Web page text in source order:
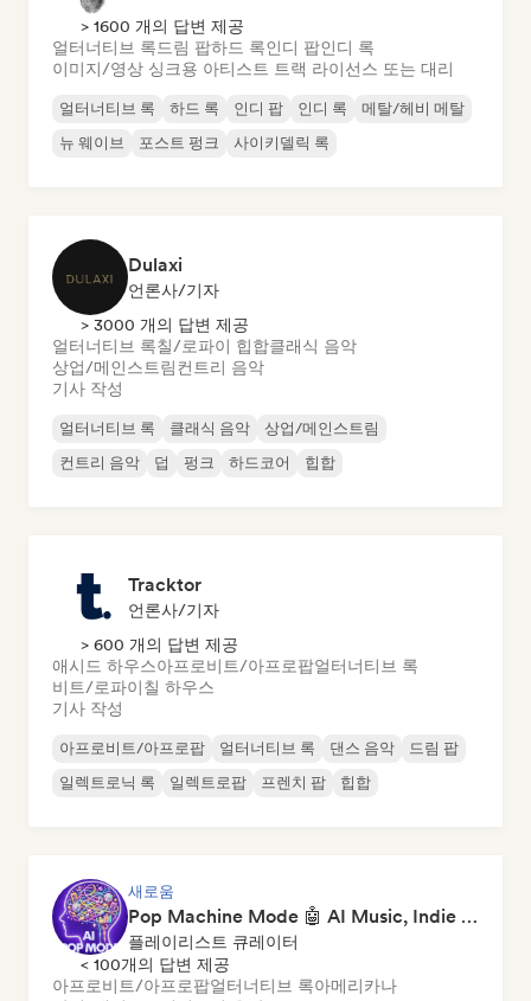
> 1600 개의 답변 제공
얼터너티브 록드림 팝하드 록인디 팝인디 록
이미지/영상 싱크용 아티스트 트랙 라이선스 또는 대리
얼터너티브 록 하드 록 인디 팝 인디 록
메탈/헤비 메탈
뉴 웨이브
포스트 펑크 사이키델릭 록
Dulaxi
언론사/기자
> 3000 개의 답변 제공
얼터너티브 록칠/로파이 힙합클래식 음악
상업/메인스트림컨트리 음악
기사 작성
얼터너티브 록 클래식 음악
상업/메인스트림
컨트리 음악
덥 펑크 하드코어 힙합
Tracktor
언론사/기자
> 600 개의 답변 제공
애시드 하우스아프로비트/아프로팝얼터너티브 록
비트/로파이칠 하우스
기사 작성
아프로비트/아프로팝 얼터너티브 록 댄스 음악
드림 팝
일렉트로닉 록
일렉트로팝 프렌치 팝 힙합
새로움
Pop Machine Mode 🤖 AI Music, Indie Pop & Dream Pop
플레이리스트 큐레이터
< 100개의 답변 제공
아프로비트/아프로팝얼터너티브 록아메리카나